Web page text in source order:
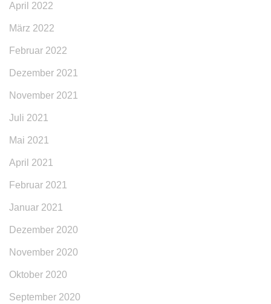
April 2022
März 2022
Februar 2022
Dezember 2021
November 2021
Juli 2021
Mai 2021
April 2021
Februar 2021
Januar 2021
Dezember 2020
November 2020
Oktober 2020
September 2020